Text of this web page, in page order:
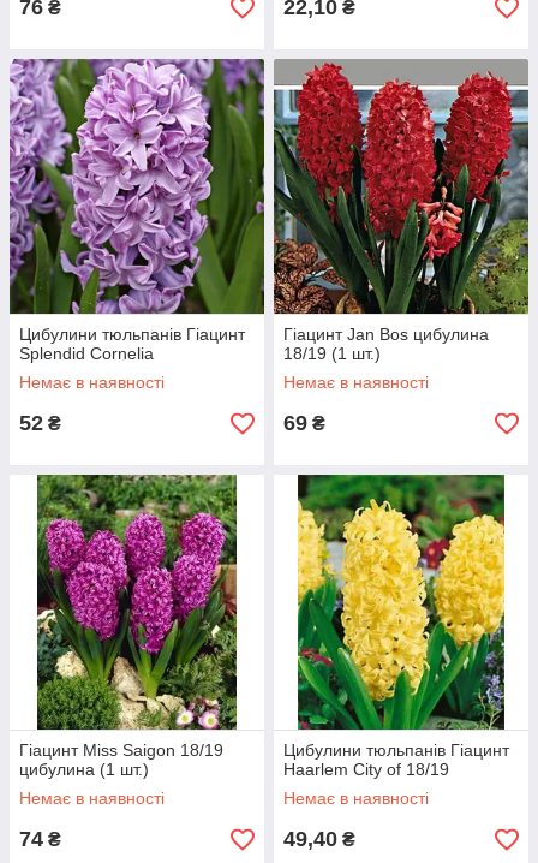
76 ₴ 22,10 ₴
Цибулини тюльпанів Гіацинт
Splendid Cornelia
Немає в наявності
52 ₴
Гіацинт Jan Bos цибулина
18/19 (1 шт.)
Немає в наявності
69 ₴
Гіацинт Miss Saigon 18/19
цибулина (1 шт.)
Немає в наявності
74 ₴
Цибулини тюльпанів Гіацинт
Haarlem City of 18/19
Немає в наявності
49,40 ₴